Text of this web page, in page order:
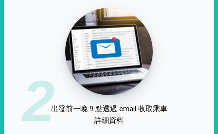
2出發前一晚 9 點透過 email 收取乘車
詳細資料